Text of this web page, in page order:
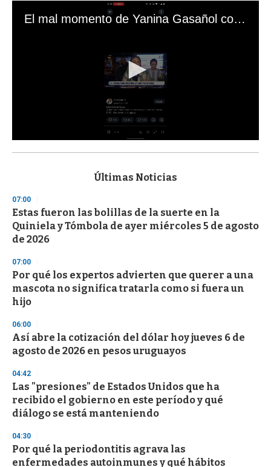
El mal momento de Yanina Gasañol con un hincha argentino en "Subrayado"
s
d
s
o
f
3
s
e
c
o
n
Últimas Noticias
07:00
Estas fueron las bolillas de la suerte en la
Quiniela y Tómbola de ayer miércoles 5 de agosto
de 2026
07:00
Por qué los expertos advierten que querer a una
mascota no significa tratarla como si fuera un
hijo
06:00
Así abre la cotización del dólar hoy jueves 6 de
agosto de 2026 en pesos uruguayos
04:42
Las "presiones" de Estados Unidos que ha
recibido el gobierno en este período y qué
diálogo se está manteniendo
04:30
Por qué la periodontitis agrava las
enfermedades autoinmunes y qué hábitos